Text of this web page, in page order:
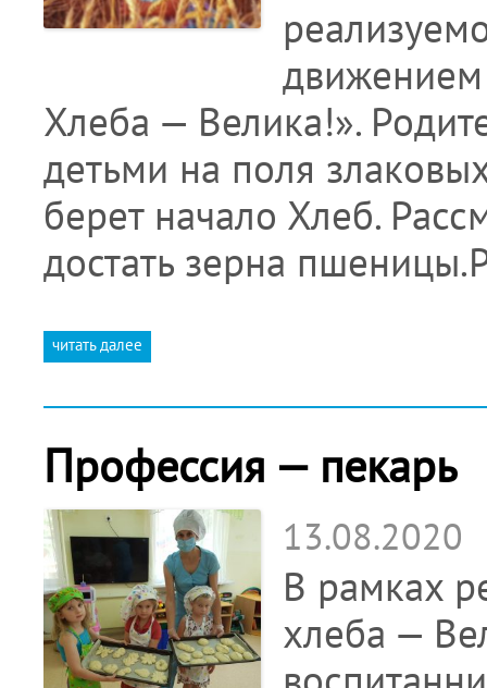
Хлеба — Велика!».
детьми на поля
берет начало Хлеб.
достать зерна
читать далее
Профессия — пекарь
13.08.2020
В рамках
хлеба —